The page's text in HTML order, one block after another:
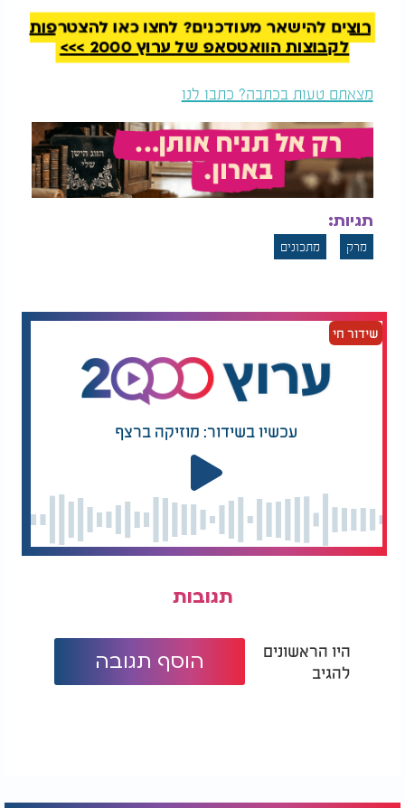
רוצים להישאר מעודכנים? לחצו כאן להצטרפות
לקבוצות הוואטסאפ של ערוץ 2000 >>>
מצאתם טעות בכתבה? כתבו לנו
תגיות:
מרק מתכונים
שידור חי
עכשיו בשידור: מוזיקה ברצף
תגובות
היו הראשונים
להגיב
הוסף תגובה